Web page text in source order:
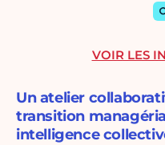
Un atelier
transition
intelligence
VOIR LES